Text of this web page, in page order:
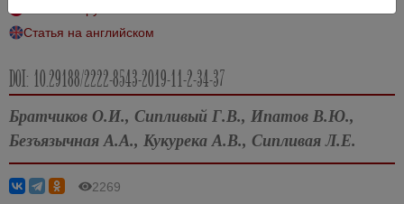
Статья на английском
DOI: 10.29188/2222-8543-2019-11-2-34-37
Братчиков О.И., Сипливый Г.В., Ипатов В.Ю.,
Безъязычная А.А., Кукурека А.В., Сипливая Л.Е.
2269